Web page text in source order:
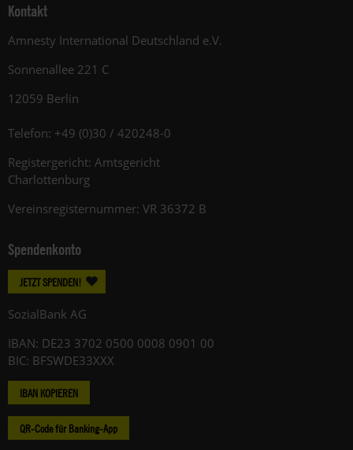
Kontakt
Amnesty International Deutschland e.V.
Sonnenallee 221 C
12059 Berlin
Telefon: +49 (0)30 / 420248-0
Registergericht: Amtsgericht
Charlottenburg
Vereinsregisternummer: VR 36372 B
Spendenkonto
JETZT SPENDEN!
SozialBank AG
IBAN: DE23 3702 0500 0008 0901 00
BIC: BFSWDE33XXX
IBAN KOPIEREN
QR-Code für Banking-App